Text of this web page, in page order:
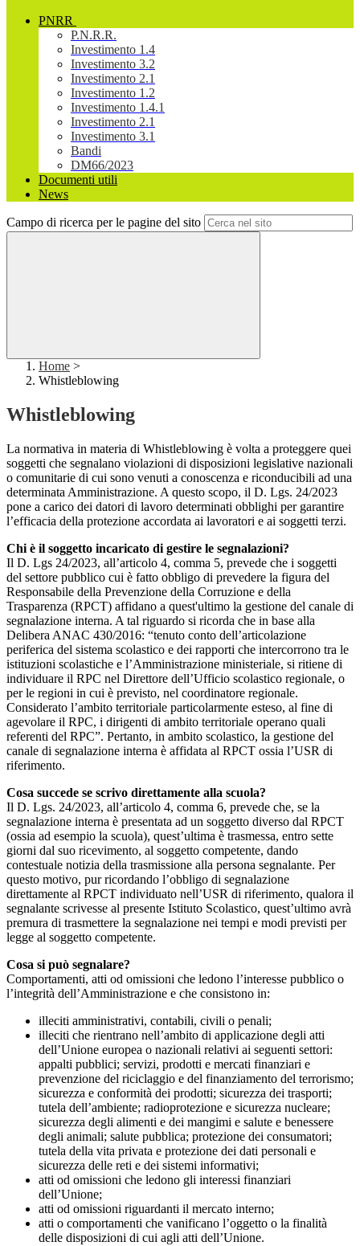
PNRR
P.N.R.R.
Investimento 1.4
Investimento 3.2
Investimento 2.1
Investimento 1.2
Investimento 1.4.1
Investimento 2.1
Investimento 3.1
Bandi
DM66/2023
Documenti utili
News
Campo di ricerca per le pagine del sito
Home >
Whistleblowing
Whistleblowing
La normativa in materia di Whistleblowing è volta a proteggere quei
soggetti che segnalano violazioni di disposizioni legislative nazionali
o comunitarie di cui sono venuti a conoscenza e riconducibili ad una
determinata Amministrazione. A questo scopo, il D. Lgs. 24/2023
pone a carico dei datori di lavoro determinati obblighi per garantire
l’efficacia della protezione accordata ai lavoratori e ai soggetti terzi.
Chi è il soggetto incaricato di gestire le segnalazioni?
Il D. Lgs 24/2023, all’articolo 4, comma 5, prevede che i soggetti
del settore pubblico cui è fatto obbligo di prevedere la figura del
Responsabile della Prevenzione della Corruzione e della
Trasparenza (RPCT) affidano a quest'ultimo la gestione del canale di
segnalazione interna. A tal riguardo si ricorda che in base alla
Delibera ANAC 430/2016: “tenuto conto dell’articolazione
periferica del sistema scolastico e dei rapporti che intercorrono tra le
istituzioni scolastiche e l’Amministrazione ministeriale, si ritiene di
individuare il RPC nel Direttore dell’Ufficio scolastico regionale, o
per le regioni in cui è previsto, nel coordinatore regionale.
Considerato l’ambito territoriale particolarmente esteso, al fine di
agevolare il RPC, i dirigenti di ambito territoriale operano quali
referenti del RPC”. Pertanto, in ambito scolastico, la gestione del
canale di segnalazione interna è affidata al RPCT ossia l’USR di
riferimento.
Cosa succede se scrivo direttamente alla scuola?
Il D. Lgs. 24/2023, all’articolo 4, comma 6, prevede che, se la
segnalazione interna è presentata ad un soggetto diverso dal RPCT
(ossia ad esempio la scuola), quest’ultima è trasmessa, entro sette
giorni dal suo ricevimento, al soggetto competente, dando
contestuale notizia della trasmissione alla persona segnalante. Per
questo motivo, pur ricordando l’obbligo di segnalazione
direttamente al RPCT individuato nell’USR di riferimento, qualora il
segnalante scrivesse al presente Istituto Scolastico, quest’ultimo avrà
premura di trasmettere la segnalazione nei tempi e modi previsti per
legge al soggetto competente.
Cosa si può segnalare?
Comportamenti, atti od omissioni che ledono l’interesse pubblico o
l’integrità dell’Amministrazione e che consistono in:
illeciti amministrativi, contabili, civili o penali;
illeciti che rientrano nell’ambito di applicazione degli atti
dell’Unione europea o nazionali relativi ai seguenti settori:
appalti pubblici; servizi, prodotti e mercati finanziari e
prevenzione del riciclaggio e del finanziamento del terrorismo;
sicurezza e conformità dei prodotti; sicurezza dei trasporti;
tutela dell’ambiente; radioprotezione e sicurezza nucleare;
sicurezza degli alimenti e dei mangimi e salute e benessere
degli animali; salute pubblica; protezione dei consumatori;
tutela della vita privata e protezione dei dati personali e
sicurezza delle reti e dei sistemi informativi;
atti od omissioni che ledono gli interessi finanziari
dell’Unione;
atti od omissioni riguardanti il mercato interno;
atti o comportamenti che vanificano l’oggetto o la finalità
delle disposizioni di cui agli atti dell’Unione.